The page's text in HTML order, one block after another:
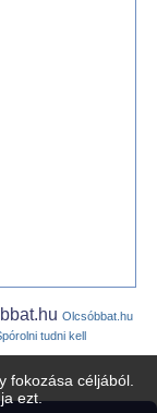
fokozása céljából.
ezt.
Olcsóbbat.hu
tudni kell